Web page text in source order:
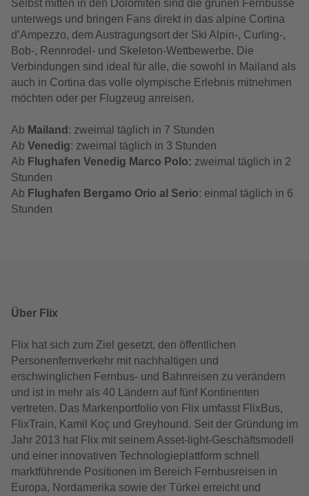
Selbst mitten in den Dolomiten sind die grünen Fernbusse
unterwegs und bringen Fans direkt in das alpine Cortina
d’Ampezzo, dem Austragungsort der Ski Alpin-, Curling-,
Bob-, Rennrodel- und Skeleton-Wettbewerbe. Die
Verbindungen sind ideal für alle, die sowohl in Mailand als
auch in Cortina das volle olympische Erlebnis mitnehmen
möchten oder per Flugzeug anreisen.
Ab Mailand : zweimal täglich in 7 Stunden
Ab Venedig: zweimal täglich in 3 Stunden
Ab Flughafen Venedig Marco Polo: zweimal täglich in 2
Stunden
Ab Flughafen Bergamo Orio al Serio: einmal täglich in 6
Stunden
Über Flix
Flix hat sich zum Ziel gesetzt, den öffentlichen
Personenfernverkehr mit nachhaltigen und
erschwinglichen Fernbus- und Bahnreisen zu verändern
und ist in mehr als 40 Ländern auf fünf Kontinenten
vertreten. Das Markenportfolio von Flix umfasst FlixBus,
FlixTrain, Kamil Koç und Greyhound. Seit der Gründung im
Jahr 2013 hat Flix mit seinem Asset-light-Geschäftsmodell
und einer innovativen Technologieplattform schnell
marktführende Positionen im Bereich Fernbusreisen in
Europa, Nordamerika sowie der Türkei erreicht und